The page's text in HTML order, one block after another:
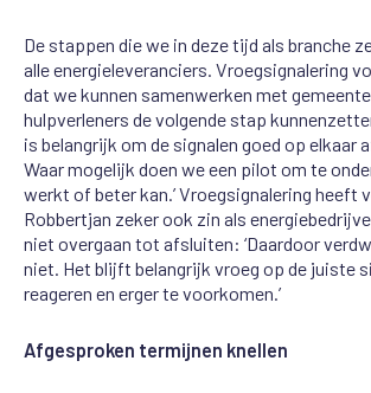
De stappen die we in deze tijd als branche
alle energieleveranciers. Vroegsignalering
dat we kunnen samenwerken met
hulpverleners de volgende stap kunnen
is belangrijk om de signalen goed op elkaar
Waar mogelijk doen we een pilot om te
werkt of beter kan.’Vroegsignalering heeft
Robbertjan zekerook zin als
niet overgaan tot afsluiten: ‘Daardoor
niet. Het blijft belangrijk vroeg op de juiste
reageren en erger te voorkomen .’
Afgesproken termijnen knellen